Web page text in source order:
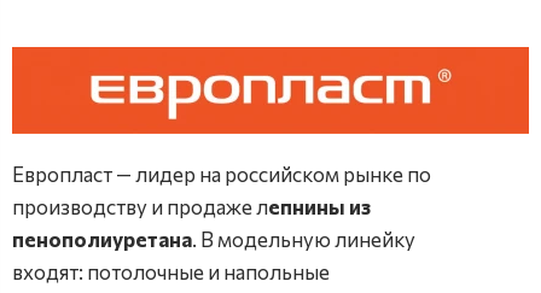
Европласт — лидер на российском рынке по
производству и продаже лепнины из
пенополиуретана. В модельную линейку
входят: потолочные и напольные